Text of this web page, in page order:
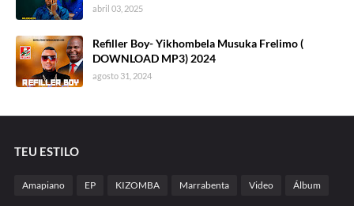
abril 03, 2025
Refiller Boy- Yikhombela Musuka Frelimo (
DOWNLOAD MP3) 2024
agosto 31, 2024
TEU ESTILO
Amapiano EP KIZOMBA Marrabenta Video Álbum